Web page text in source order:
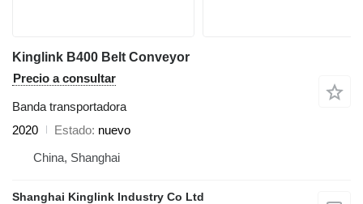
Kinglink B400 Belt Conveyor
Precio a consultar
Banda transportadora
2020
Estado nuevo
China, Shanghai
Shanghai Kinglink Industry Co Ltd